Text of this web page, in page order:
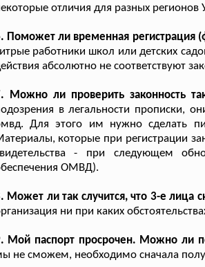
отличия для разных
Поможет ли временная регистрация
работники школ или детских
абсолютно не соответствуют
Можно ли проверить законность
в легальности прописки,
Для этого им нужно сделать
которые при регистрации
- при следующем
ОМВД).
Может ли так случится, что 3-е лица
ни при каких
Мой паспорт просрочен. Можно ли
не сможем, необходимо сначала